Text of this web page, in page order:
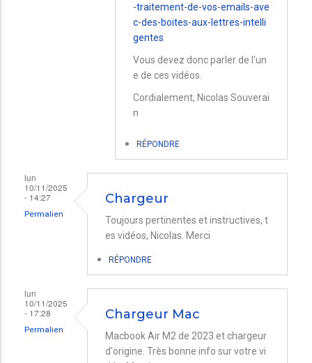
-traitement-de-vos-emails-ave
c-des-boites-aux-lettres-intelli
gentes
Vous devez donc parler de l'un
e de ces vidéos.
Cordialement, Nicolas Souverai
n
RÉPONDRE
lun
10/11/2025
- 14:27
Permalien
Chargeur
Toujours pertinentes et instructives, t
es vidéos, Nicolas. Merci
RÉPONDRE
lun
10/11/2025
- 17:28
Permalien
Chargeur Mac
Macbook Air M2 de 2023 et chargeur
d'origine. Très bonne info sur votre vi